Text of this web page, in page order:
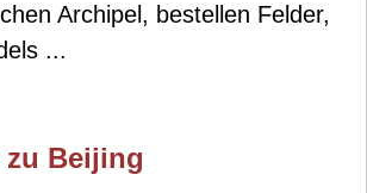
Archipel, bestellen Felder,
...
Beijing